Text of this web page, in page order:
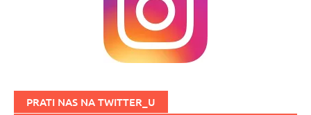
PRATI NAS NA TWITTER_U